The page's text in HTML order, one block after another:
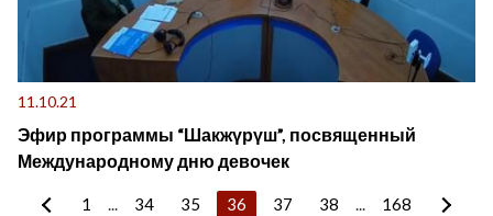
11.10.21
Эфир программы “Шакжүрүш”, посвященный
Международному дню девочек
1 ... 34 35 36 37 38 ... 168